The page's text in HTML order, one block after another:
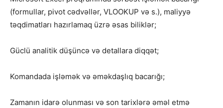
(formullar, pivot cədvəllər, VLOOKUP və s.), maliyyə
təqdimatları hazırlamaq üzrə əsas biliklər;
Güclü analitik düşüncə və detallara diqqət;
Komandada işləmək və əməkdaşlıq bacarığı;
Zamanın idarə olunması və son tarixlərə əməl etmə